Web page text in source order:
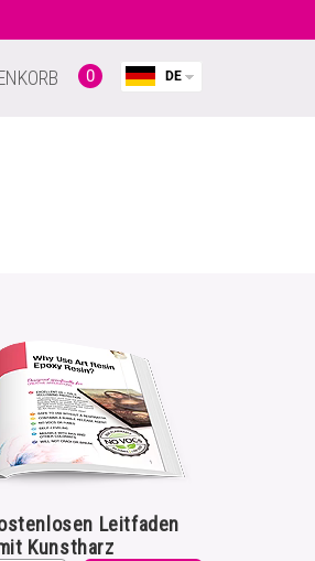
00
DE
Leitfaden
Kunstharz